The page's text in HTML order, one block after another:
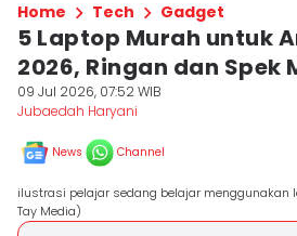
Home Tech Gadget
5 Laptop Murah untuk
2026, Ringan dan Spek
09 Jul 2026, 07:52 WIB
Jubaedah Haryani
News Channel
ilustrasi pelajar sedang belajar menggunakan
Tay Media)